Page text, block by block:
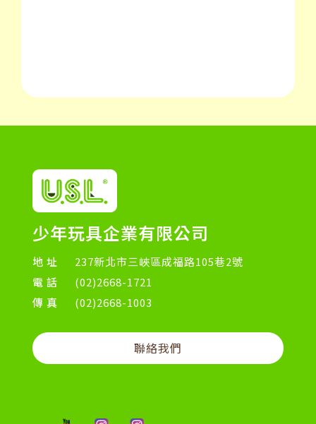
少年玩具企業有限公司
地址
237新北市三峽區成福路105巷2號
電話
(02)2668-1721
傳真
(02)2668-1003
聯絡我們